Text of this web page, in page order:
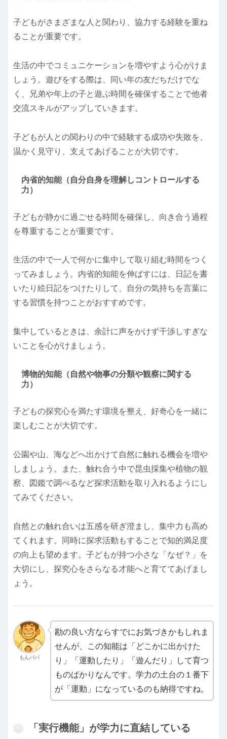
子どもがさまざまな人と関わり、協力する経験を重ね
ることが重要です。
生活の中でコミュニケーションを増やすよう心がけま
しょう。遊びをする際は、同い年の友だちだけでな
く、兄弟や年上の子と遊ぶ時間を確保することで他者
交流スキルがアップしていきます。
子どもが人との関わりの中で経験する成功や失敗を、
温かく見守り、支えてあげることが大切です。
内省的知能（自分自身を理解しコントロールする
力）
子どもが静かに過ごせる時間を確保し、向き合う過程
を尊重することが重要です。
生活の中で一人で何かに集中して取り組む時間をつく
ってみましょう。内省的知能を伸ばすには、日記を書
いたり絵日記をつけたりして、自分の気持ちを言葉に
する習慣を持つことがおすすめです。
集中しているときは、余計に声をかけず干渉しすぎな
いことを心がけましょう。
博物的知能（自然や物事の分類や観察に関する
力）
子どもの探究心を満たす環境を整え、好奇心を一緒に
楽しむことが大切です。
公園や山、海などへ出かけて自然に触れる機会を増や
しましょう。また、触れ合う中で昆虫採集や植物の観
察、図鑑で調べるなど探求活動を取り入れるようにし
てみてください。
自然との触れ合いは五感を研ぎ澄まし、集中力も高め
てくれます。同時に探求活動もすることで知的満足度
の向上も望めます。子どもが持つ小さな「なぜ？」を
大切にし、探究心をさらなる才能へと育ててあげまし
ょう。
もんパパ
勘の良い方ならすでにお気づきかもしれま
せんが、この知能は「どこかに出かけた
り」「運動したり」「遊んだり」して育つ
ものばかりなんです。学力の土台の１番下
が「運動」になっているのも納得ですね。
「実行機能」が学力に直結している